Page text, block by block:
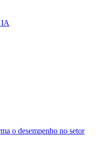
IA
o desempenho no setor